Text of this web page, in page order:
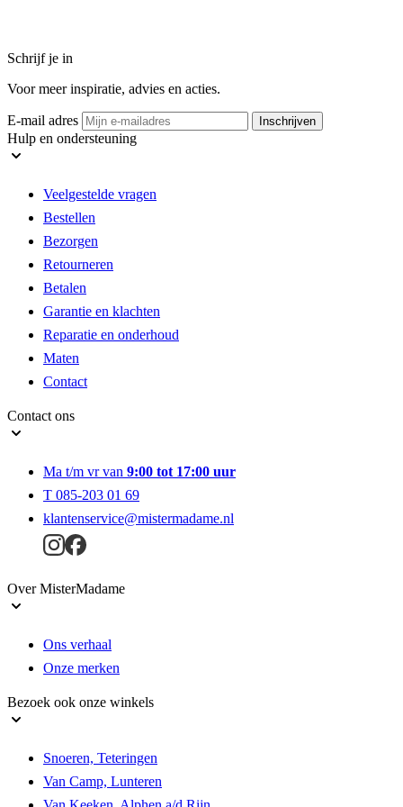
Schrijf je in
Voor meer inspiratie, advies en acties.
E-mail adres Inschrijven
Hulp en ondersteuning
Veelgestelde vragen
Bestellen
Bezorgen
Retourneren
Betalen
Garantie en klachten
Reparatie en onderhoud
Maten
Contact
Contact ons
Ma t/m vr van 9:00 tot 17:00 uur
T 085-203 01 69
klantenservice@mistermadame.nl
Over MisterMadame
Ons verhaal
Onze merken
Bezoek ook onze winkels
Snoeren, Teteringen
Van Camp, Lunteren